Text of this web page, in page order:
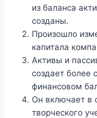
из баланса
созданы.
Произошло
капитала
Активы и
создает более
финансовом
Он включает в
творческого